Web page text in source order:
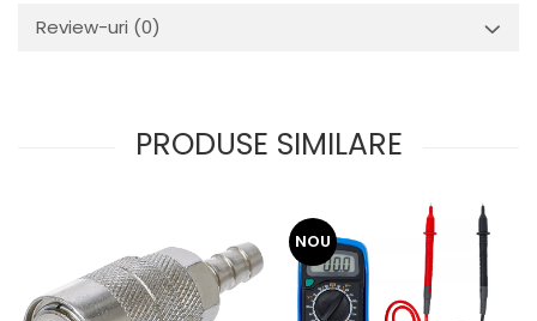
Review-uri (0)
PRODUSE SIMILARE
NOU